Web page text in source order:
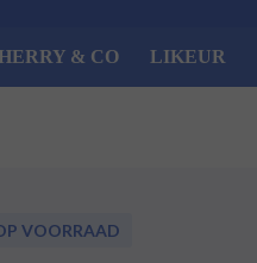
& CO LIKEUR
VOORRAAD